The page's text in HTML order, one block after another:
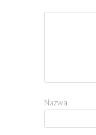
Nazwa